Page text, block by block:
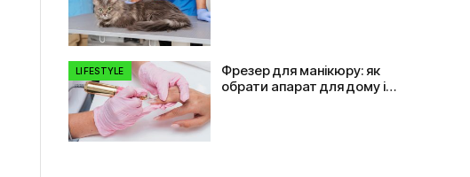
LIFESTYLE
Фрезер для манікюру: як
обрати апарат для дому і